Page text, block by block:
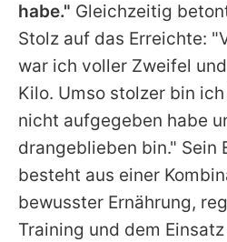
habe." Gleichzeitig
Stolz auf das Erreichte:
war ich voller Zweifel
Kilo. Umso stolzer bin
nicht aufgegeben habe
drangeblieben bin." Sein
besteht aus einer
bewusster Ernährung,
Training und dem